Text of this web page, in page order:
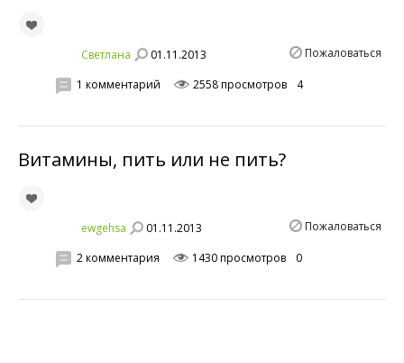
Светланa 01.11.2013 Пожаловаться
1 комментарий 2558 просмотров 4
Витамины, пить или не пить?
ewgehsa 01.11.2013 Пожаловаться
2 комментария 1430 просмотров 0